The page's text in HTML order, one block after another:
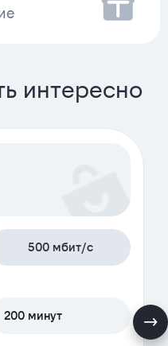
интересно
500 мбит/с
200 минут